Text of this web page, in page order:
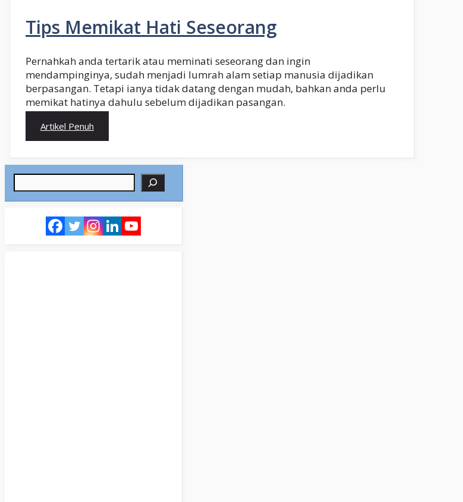
Tips Memikat Hati Seseorang
Pernahkah anda tertarik atau meminati seseorang dan ingin
mendampinginya, sudah menjadi lumrah alam setiap manusia dijadikan
berpasangan. Tetapi ianya tidak datang dengan mudah, bahkan anda perlu
memikat hatinya dahulu sebelum dijadikan pasangan.
Artikel Penuh